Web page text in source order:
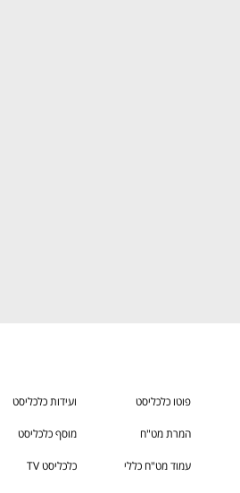
פוטו כלכליסט ועידות כלכליסט
המרת מט"ח מוסף כלכליסט
עמוד מט"ח כללי כלכליסט TV